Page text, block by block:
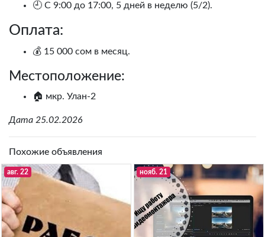
🕘 С 9:00 до 17:00, 5 дней в неделю (5/2).
Оплата:
💰 15 000 сом в месяц.
Местоположение:
🏠 мкр. Улан-2
Дата 25.02.2026
Похожие объявления
авг. 22 нояб. 21